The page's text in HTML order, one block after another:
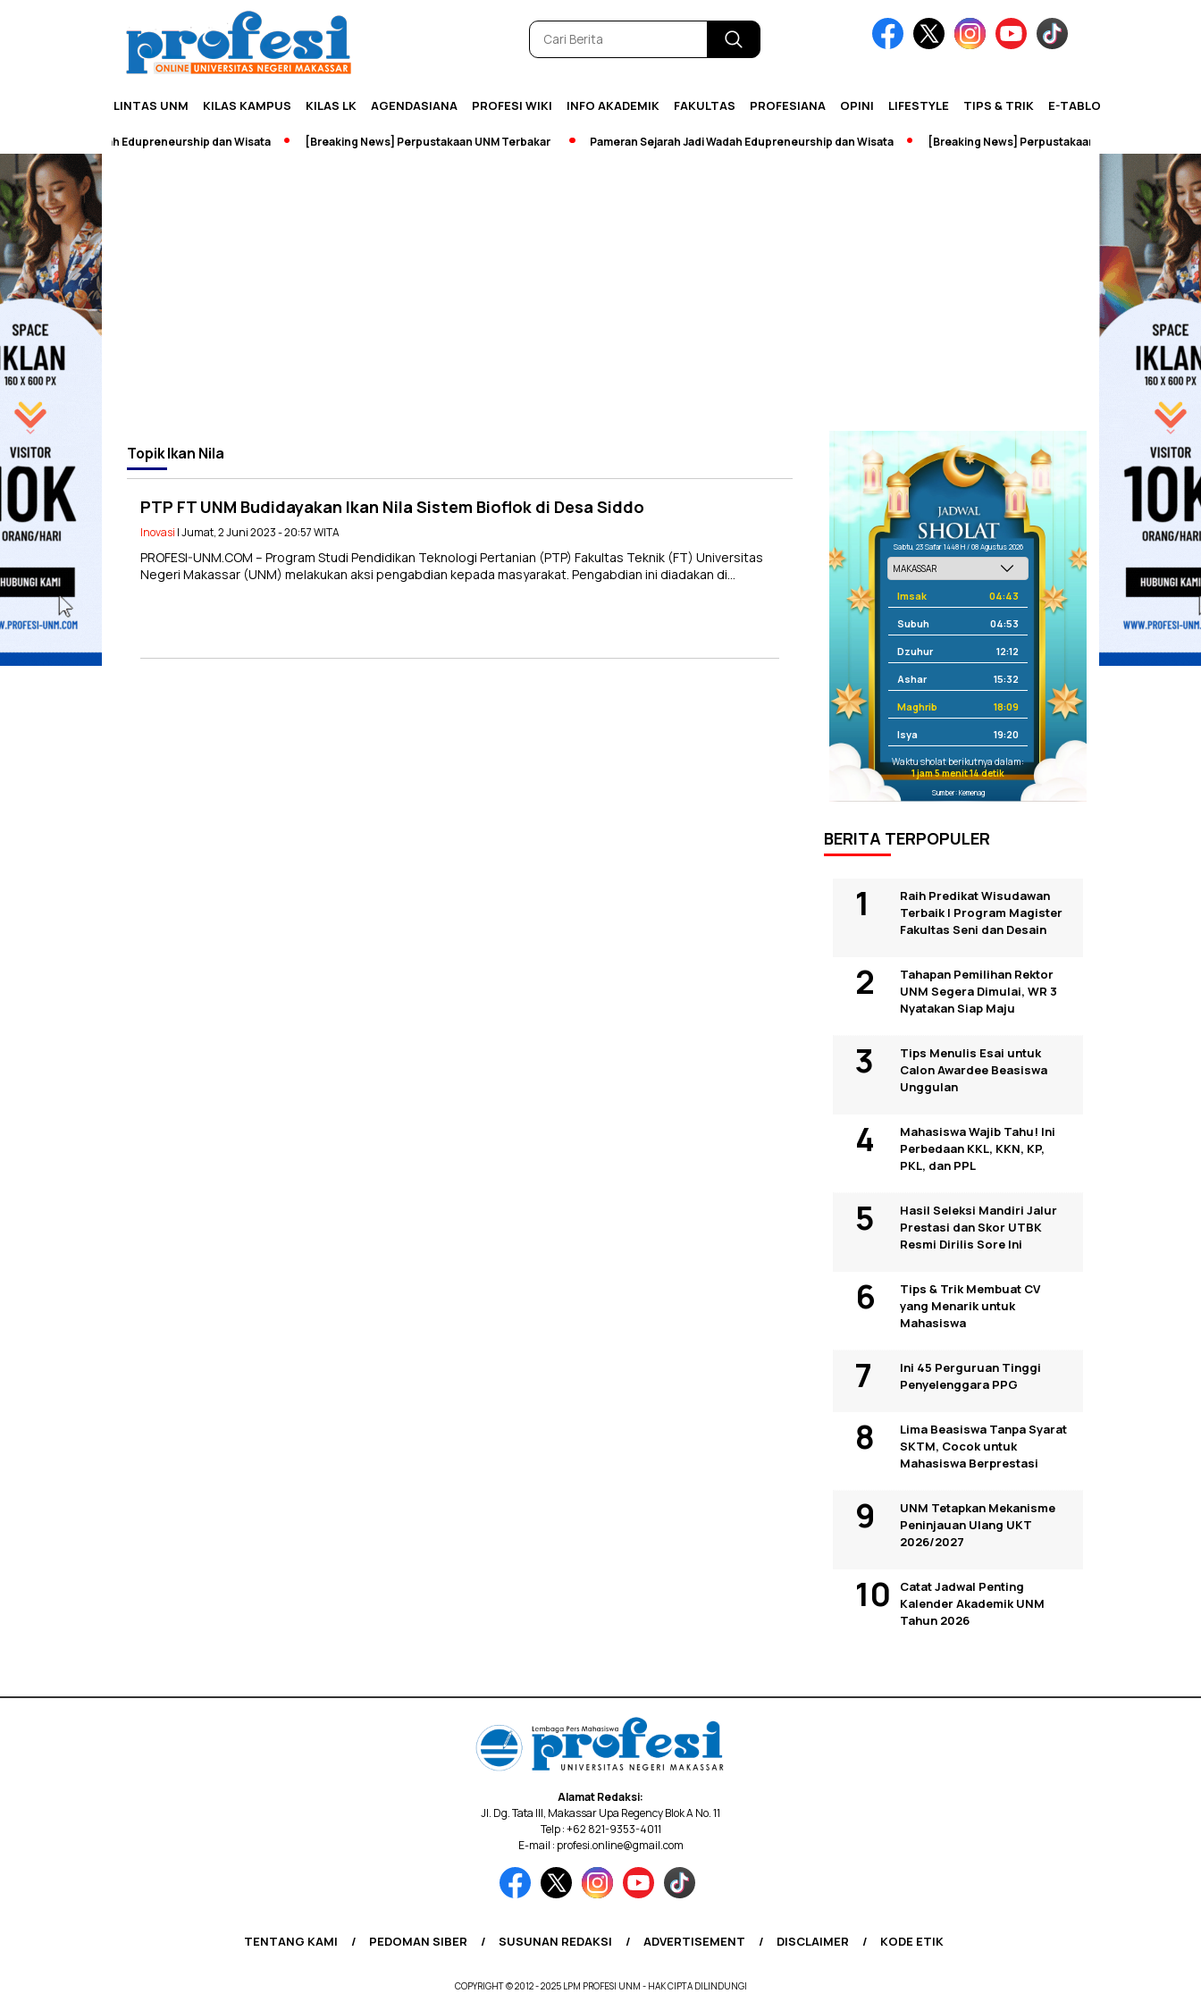
LINTAS UNM KILAS KAMPUS KILAS LK AGENDASIANA PROFESI WIKI INFO AKADEMIK FAKULTAS PROFESIANA OPINI LIFESTYLE TIPS & TRIK E-TABLOID
Jadi Wadah Edupreneurship dan Wisata [Breaking News] Perpustakaan UNM Terbakar Pameran Sejarah Jadi Wadah Edupreneurship dan Wisata [Breaking News] Perpustakaan UNM Terbakar
TopikIkan Nila
PTP FT UNM Budidayakan Ikan Nila Sistem Bioflok di Desa Siddo
Inovasi | Jumat, 2 Juni 2023 - 20:57 WITA
PROFESI-UNM.COM – Program Studi Pendidikan Teknologi Pertanian (PTP) Fakultas Teknik (FT) Universitas
Negeri Makassar (UNM) melakukan aksi pengabdian kepada masyarakat. Pengabdian ini diadakan di…
Sabtu, 23 Safar 1448 H / 08 Agustus 2026
Imsak 04:43
Subuh 04:53
Dzuhur 12:12
Ashar 15:32
Maghrib 18:09
Isya 19:20
Waktu sholat berikutnya dalam:
1 jam 5 menit 13 detik
Sumber: Kemenag
BERITA TERPOPULER
Raih Predikat Wisudawan
Terbaik I Program Magister
Fakultas Seni dan Desain
Tahapan Pemilihan Rektor
UNM Segera Dimulai, WR 3
Nyatakan Siap Maju
Tips Menulis Esai untuk
Calon Awardee Beasiswa
Unggulan
Mahasiswa Wajib Tahu! Ini
Perbedaan KKL, KKN, KP,
PKL, dan PPL
Hasil Seleksi Mandiri Jalur
Prestasi dan Skor UTBK
Resmi Dirilis Sore Ini
Tips & Trik Membuat CV
yang Menarik untuk
Mahasiswa
Ini 45 Perguruan Tinggi
Penyelenggara PPG
Lima Beasiswa Tanpa Syarat
SKTM, Cocok untuk
Mahasiswa Berprestasi
UNM Tetapkan Mekanisme
Peninjauan Ulang UKT
2026/2027
Catat Jadwal Penting
Kalender Akademik UNM
Tahun 2026
Alamat Redaksi:
Jl. Dg. Tata III, Makassar Upa Regency Blok A No. 11
Telp : +62 821-9353-4011
E-mail : profesi.online@gmail.com
TENTANG KAMI PEDOMAN SIBER SUSUNAN REDAKSI ADVERTISEMENT DISCLAIMER KODE ETIK
COPYRIGHT © 2012 - 2025 LPM PROFESI UNM - HAK CIPTA DILINDUNGI